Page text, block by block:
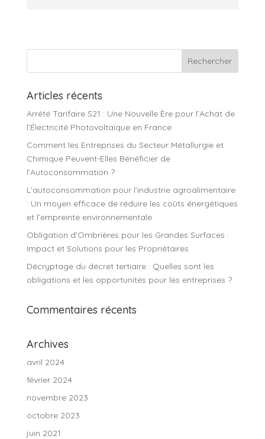
Articles récents
Arrêté Tarifaire S21 : Une Nouvelle Ère pour l’Achat de
l’Électricité Photovoltaïque en France
Comment les Entreprises du Secteur Métallurgie et
Chimique Peuvent-Elles Bénéficier de
l’Autoconsommation ?
L’autoconsommation pour l’industrie agroalimentaire
: Un moyen efficace de réduire les coûts énergétiques
et l’empreinte environnementale
Obligation d’Ombrières pour les Grandes Surfaces :
Impact et Solutions pour les Propriétaires
Décryptage du décret tertiaire : Quelles sont les
obligations et les opportunités pour les entreprises ?
Commentaires récents
Archives
avril 2024
février 2024
novembre 2023
octobre 2023
juin 2021